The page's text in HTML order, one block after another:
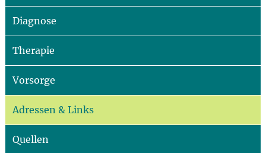
Diagnose
Therapie
Vorsorge
Adressen & Links
Quellen